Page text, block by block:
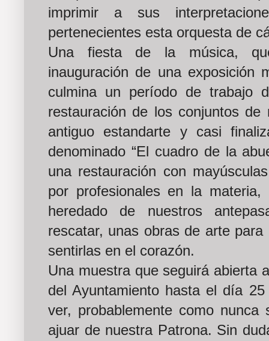
imprimir a sus
pertenecientes esta orquesta de
Una fiesta de la música,
inauguración de una exposición
culmina un período de trabajo
restauración de los conjuntos
antiguo estandarte y casi
denominado “El cuadro de la
una restauración con
por profesionales en la
heredado de nuestros
rescatar, unas obras de arte
sentirlas en el corazón.
Una muestra que seguirá abierta
del Ayuntamiento hasta el día
ver, probablemente como
ajuar de nuestra Patrona. Sin